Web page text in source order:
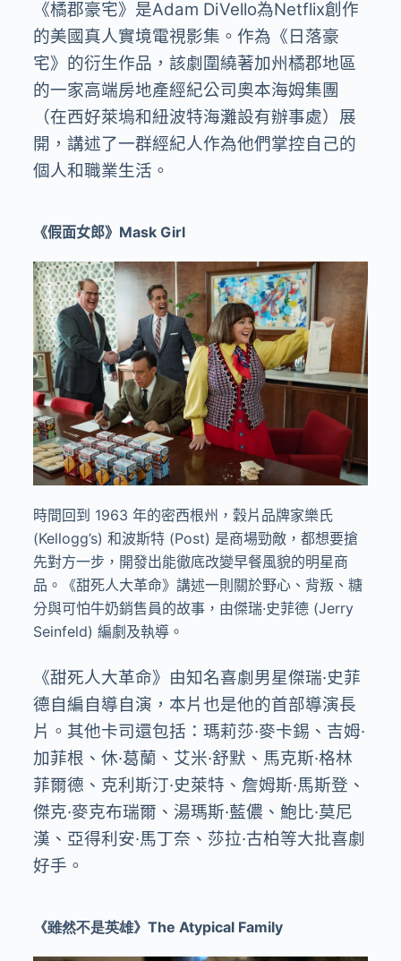
《橘郡豪宅》是Adam DiVello為Netflix創作
的美國真人實境電視影集。作為《日落豪
宅》的衍生作品，該劇圍繞著加州橘郡地區
的一家高端房地產經紀公司奧本海姆集團
（在西好萊塢和紐波特海灘設有辦事處）展
開，講述了一群經紀人作為他們掌控自己的
個人和職業生活。
《假面女郎》Mask Girl
時間回到 1963 年的密西根州，穀片品牌家樂氏
(Kellogg’s) 和波斯特 (Post) 是商場勁敵，都想要搶
先對方一步，開發出能徹底改變早餐風貌的明星商
品。《甜死人大革命》講述一則關於野心、背叛、糖
分與可怕牛奶銷售員的故事，由傑瑞·史菲德 (Jerry
Seinfeld) 編劇及執導。
《甜死人大革命》由知名喜劇男星傑瑞·史菲
德自編自導自演，本片也是他的首部導演長
片。其他卡司還包括：瑪莉莎·麥卡錫、吉姆·
加菲根、休·葛蘭、艾米·舒默、馬克斯·格林
菲爾德、克利斯汀·史萊特、詹姆斯·馬斯登、
傑克·麥克布瑞爾、湯瑪斯·藍儂、鮑比·莫尼
漢、亞得利安·馬丁奈、莎拉·古柏等大批喜劇
好手。
《雖然不是英雄》The Atypical Family